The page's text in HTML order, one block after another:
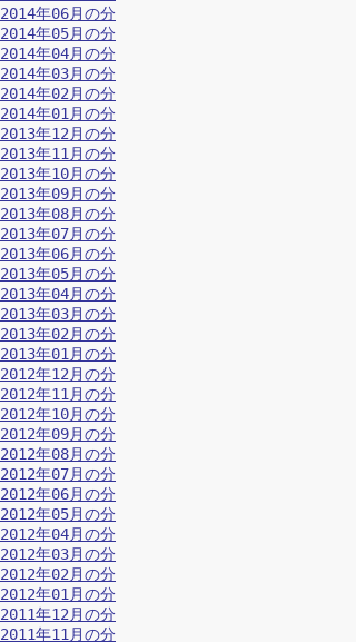
2014年06月の分
2014年05月の分
2014年04月の分
2014年03月の分
2014年02月の分
2014年01月の分
2013年12月の分
2013年11月の分
2013年10月の分
2013年09月の分
2013年08月の分
2013年07月の分
2013年06月の分
2013年05月の分
2013年04月の分
2013年03月の分
2013年02月の分
2013年01月の分
2012年12月の分
2012年11月の分
2012年10月の分
2012年09月の分
2012年08月の分
2012年07月の分
2012年06月の分
2012年05月の分
2012年04月の分
2012年03月の分
2012年02月の分
2012年01月の分
2011年12月の分
2011年11月の分